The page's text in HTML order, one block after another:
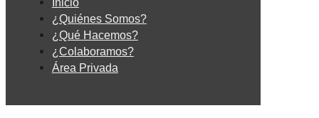
¿Quiénes Somos?
¿Qué Hacemos?
¿Colaboramos?
Área Privada